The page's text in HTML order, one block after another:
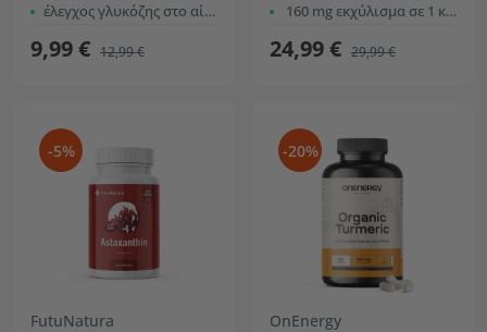
έλεγχος γλυκόζης στο αίμα
9,99 € 12,99 €
160 mg εκχύλισμα σε 1 κάψουλα
24,99 € 29,99 €
-5%
FutuNatura
-20%
OnEnergy